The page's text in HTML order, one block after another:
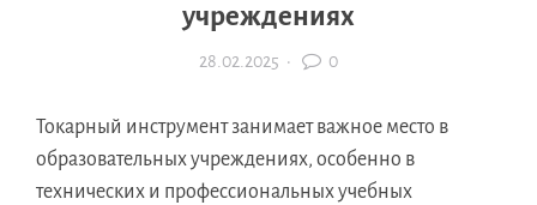
учреждениях
28.02.2025 · 0
Токарный инструмент занимает важное место в
образовательных учреждениях, особенно в
технических и профессиональных учебных